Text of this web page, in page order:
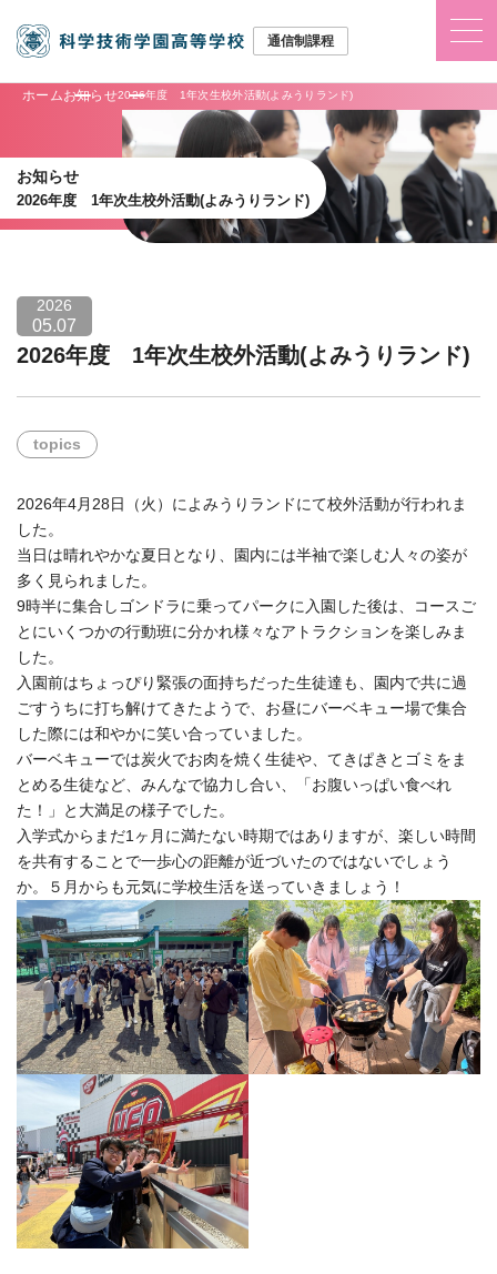
ホームお知らせ2026年度 1年次生校外活動(よみうりランド)
お知らせ
2026年度 1年次生校外活動(よみうりランド)
2026
05.07
2026年度 1年次生校外活動(よみうりランド)
topics
2026年4月28日（火）によみうりランドにて校外活動が行われま
した。
当日は晴れやかな夏日となり、園内には半袖で楽しむ人々の姿が
多く見られました。
9時半に集合しゴンドラに乗ってパークに入園した後は、コースご
とにいくつかの行動班に分かれ様々なアトラクションを楽しみま
した。
入園前はちょっぴり緊張の面持ちだった生徒達も、園内で共に過
ごすうちに打ち解けてきたようで、お昼にバーベキュー場で集合
した際には和やかに笑い合っていました。
バーベキューでは炭火でお肉を焼く生徒や、てきぱきとゴミをま
とめる生徒など、みんなで協力し合い、「お腹いっぱい食べれ
た！」と大満足の様子でした。
入学式からまだ1ヶ月に満たない時期ではありますが、楽しい時間
を共有することで一歩心の距離が近づいたのではないでしょう
か。５月からも元気に学校生活を送っていきましょう！